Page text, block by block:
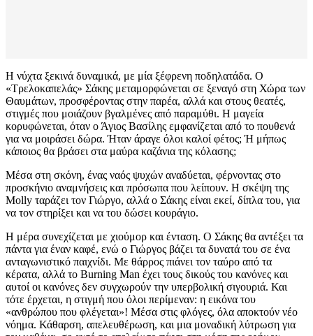
Η νύχτα ξεκινά δυναμικά, με μία ξέφρενη ποδηλατάδα. Ο
«Τρελοκαπελάς» Σάκης μεταμορφώνεται σε ξεναγό στη Χώρα των
Θαυμάτων, προσφέροντας στην παρέα, αλλά και στους θεατές,
στιγμές που μοιάζουν βγαλμένες από παραμύθι. Η μαγεία
κορυφώνεται, όταν ο Άγιος Βασίλης εμφανίζεται από το πουθενά
για να μοιράσει δώρα. Ήταν άραγε όλοι καλοί φέτος; Ή μήπως
κάποιος θα βράσει στα μαύρα καζάνια της κόλασης;
Μέσα στη σκόνη, ένας ναός ψυχών αναδύεται, φέρνοντας στο
προσκήνιο αναμνήσεις και πρόσωπα που λείπουν. Η σκέψη της
Molly ταράζει τον Γιώργο, αλλά ο Σάκης είναι εκεί, δίπλα του, για
να τον στηρίξει και να του δώσει κουράγιο.
Η μέρα συνεχίζεται με χιούμορ και ένταση. Ο Σάκης θα αντέξει τα
πάντα για έναν καφέ, ενώ ο Γιώργος βάζει τα δυνατά του σε ένα
ανταγωνιστικό παιχνίδι. Με θάρρος πιάνει τον ταύρο από τα
κέρατα, αλλά το Burning Man έχει τους δικούς του κανόνες και
αυτοί οι κανόνες δεν συγχωρούν την υπερβολική σιγουριά. Και
τότε έρχεται, η στιγμή που όλοι περίμεναν: η εικόνα του
«ανθρώπου που φλέγεται»! Μέσα στις φλόγες, όλα αποκτούν νέο
νόημα. Κάθαρση, απελευθέρωση, και μια μοναδική λύτρωση για